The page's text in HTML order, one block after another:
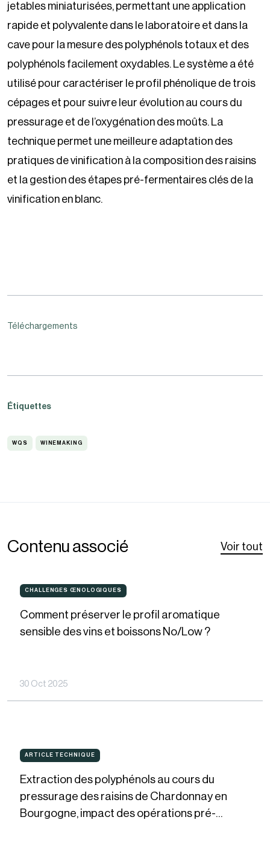
jetables miniaturisées, permettant une application
rapide et polyvalente dans le laboratoire et dans la
cave pour la mesure des polyphénols totaux et des
polyphénols facilement oxydables. Le système a été
utilisé pour caractériser le profil phénolique de trois
cépages et pour suivre leur évolution au cours du
pressurage et de l’oxygénation des moûts. La
technique permet une meilleure adaptation des
pratiques de vinification à la composition des raisins
et la gestion des étapes pré-fermentaires clés de la
vinification en blanc.
Téléchargements
Étiquettes
WQS
WQS WINEMAKING
WINEMAKING
Contenu associé Voir tout
Comment
préserver
sensible
boissons
No/Low
CHALLENGES
ŒNOLOGIQUES
CHALLENGES ŒNOLOGIQUES
Comment préserver le profil aromatique
sensible des vins et boissons No/Low ?
30 Oct 2025
Extraction
des
polyphénols
ARTICLE
TECHNIQUE
ARTICLE TECHNIQUE
Extraction des polyphénols au cours du
pressurage des raisins de Chardonnay en
Bourgogne, impact des opérations pré-